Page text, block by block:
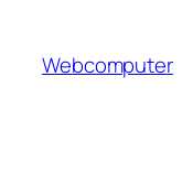
innehåll
Webcomputer